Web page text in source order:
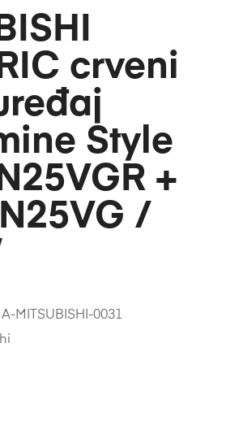
crveni
Style
+
/
MITSUBISHI-0031